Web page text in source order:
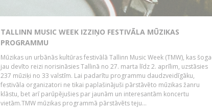
TALLINN MUSIC WEEK IZZIŅO FESTIVĀLA MŪZIKAS
PROGRAMMU
Mūzikas un urbānās kultūras festivālā Tallinn Music Week (TMW), kas
jau devīto reizi norisināsies Tallinā no 27. marta līdz 2. aprīlim, uzstāsies
237 mūziķi no 33 valstīm. Lai padarītu programmu daudzveidīgāku,
festivāla organizatori ne tikai paplašinājuši pārstāvēto mūzikas žanru
klāstu, bet arī parūpējušies par jaunām un interesantām koncertu
vietām.TMW mūzikas programmā pārstāvēts teju...